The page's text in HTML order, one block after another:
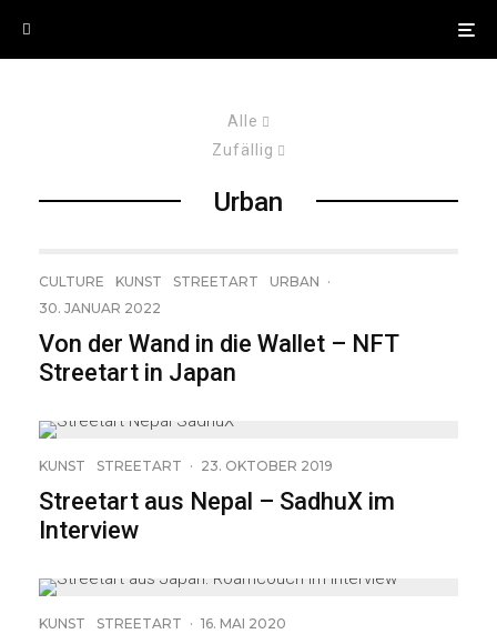
Alle
Zufällig
Urban
CULTURE KUNST STREETART URBAN ·
30. JANUAR 2022
Von der Wand in die Wallet – NFT
Streetart in Japan
23
KUNST STREETART · 23. OKTOBER 2019
Streetart aus Nepal – SadhuX im
Interview
9
KUNST STREETART · 16. MAI 2020